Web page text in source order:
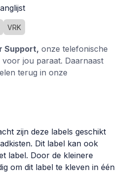
VRK
Support, onze telefonische
voor jou paraat. Daarnaast
terug in onze
zijn deze labels geschikt
Dit label kan ook
label. Door de kleinere
om dit label te kleven in één